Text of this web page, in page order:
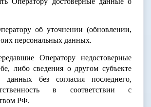
об уточнении (обновлении,
персональных данных.
Оператору недостоверные
либо сведения о другом субъекте
данных без согласия последнего,
в соответствии с
РФ.